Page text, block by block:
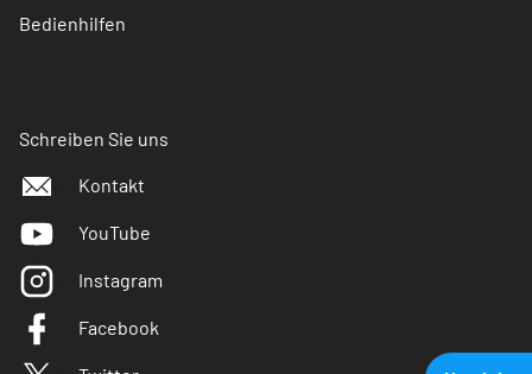
Bedienhilfen
Schreiben Sie uns
Kontakt
YouTube
Instagram
Facebook